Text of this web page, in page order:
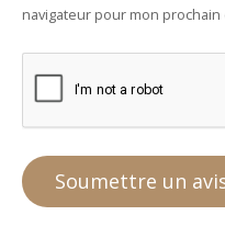
navigateur pour mon prochain